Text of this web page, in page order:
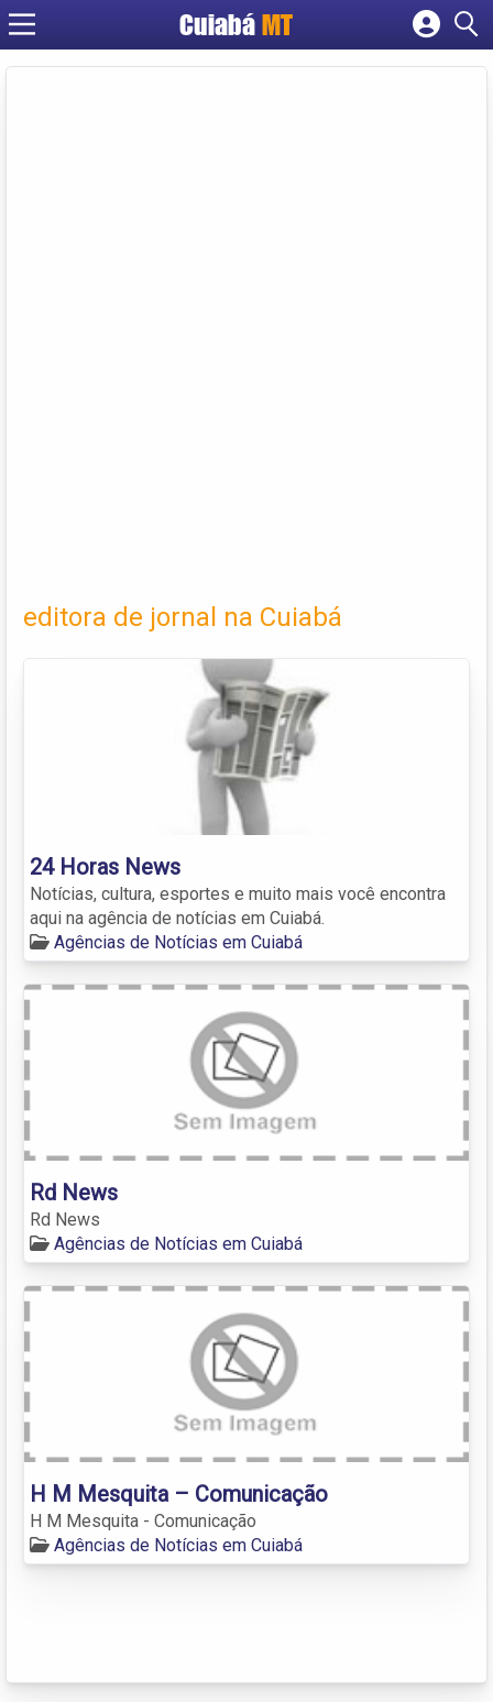
Cuiabá MT
Cadastrar empresa
editora de jornal na Cuiabá
24 Horas News
Notícias, cultura, esportes e muito mais você encontra
aqui na agência de notícias em Cuiabá.
Agências de Notícias em Cuiabá
Rd News
Rd News
Agências de Notícias em Cuiabá
H M Mesquita – Comunicação
H M Mesquita - Comunicação
Agências de Notícias em Cuiabá